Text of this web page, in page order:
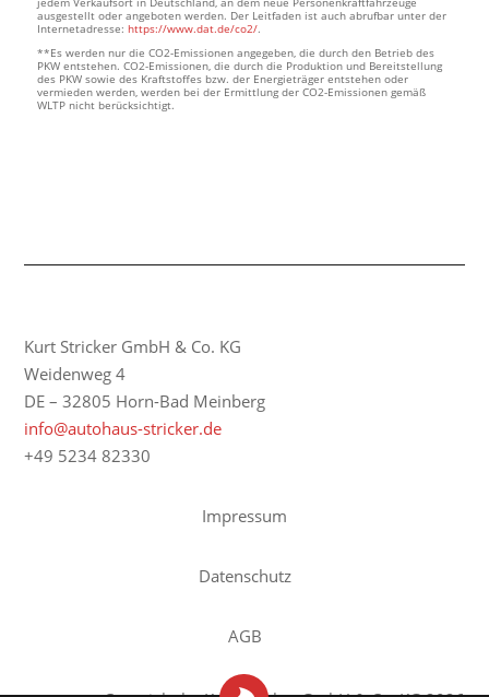
ausgestellt oder angeboten werden. Der Leitfaden ist auch abrufbar unter der
Internetadresse: https://www.dat.de/co2/.
**Es werden nur die CO2-Emissionen angegeben, die durch den Betrieb des
PKW entstehen. CO2-Emissionen, die durch die Produktion und Bereitstellung
des PKW sowie des Kraftstoffes bzw. der Energieträger entstehen oder
vermieden werden, werden bei der Ermittlung der CO2-Emissionen gemäß
WLTP nicht berücksichtigt.
Kurt Stricker GmbH & Co. KG
Weidenweg 4
DE – 32805 Horn-Bad Meinberg
info@autohaus-stricker.de
+49 5234 82330
Impressum
Datenschutz
AGB